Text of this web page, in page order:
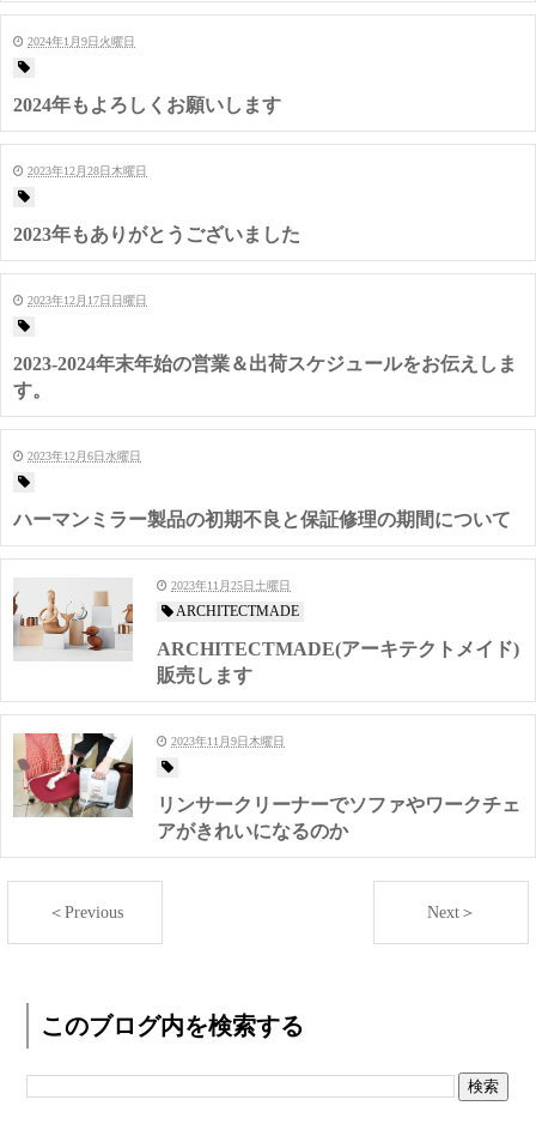
2024年1月9日火曜日
2024年もよろしくお願いします
2023年12月28日木曜日
2023年もありがとうございました
2023年12月17日日曜日
2023-2024年末年始の営業＆出荷スケジュールをお伝えしま
す。
2023年12月6日水曜日
ハーマンミラー製品の初期不良と保証修理の期間について
2023年11月25日土曜日
ARCHITECTMADE
ARCHITECTMADE(アーキテクトメイド)
販売します
2023年11月9日木曜日
リンサークリーナーでソファやワークチェ
アがきれいになるのか
＜Previous Next＞
このブログ内を検索する